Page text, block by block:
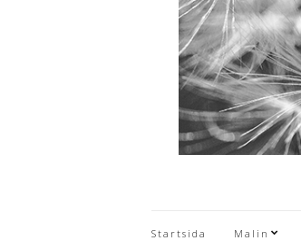
Startsida Malin